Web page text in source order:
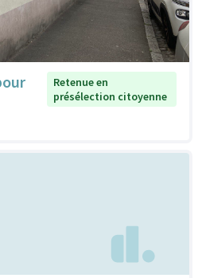
Retenue en
présélection citoyenne